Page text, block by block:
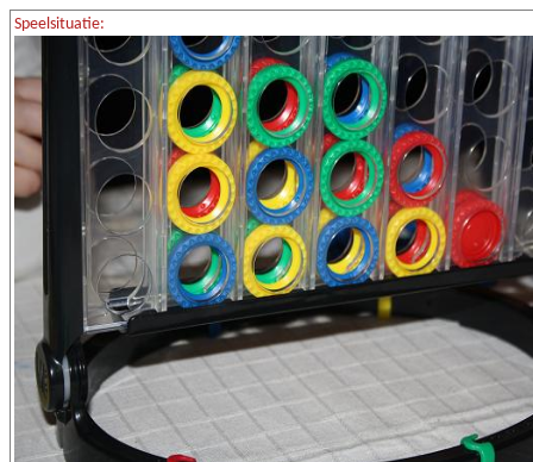
Speelsituatie: